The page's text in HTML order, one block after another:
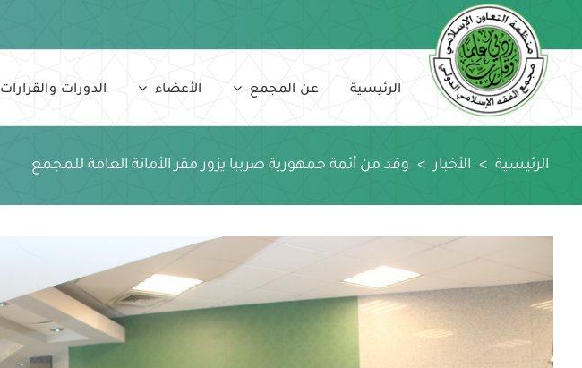
content
الرئيسية عن المجمع الأعضاء الدورات والقرارات
الرئيسية > الأخبار > وفد من أئمة جمهورية صربيا يزور مقر الأمانة العامة للمجمع